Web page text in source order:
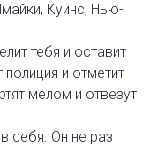
Куинс, Нью-
тебя и оставит
и отметит
мелом и отвезут
себя. Он не раз